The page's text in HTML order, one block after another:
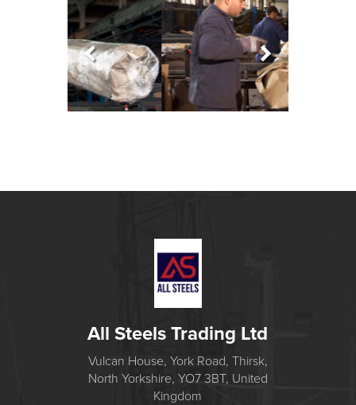
All Steels Trading Ltd
Vulcan House, York Road, Thirsk,
North Yorkshire, YO7 3BT, United
Kingdom